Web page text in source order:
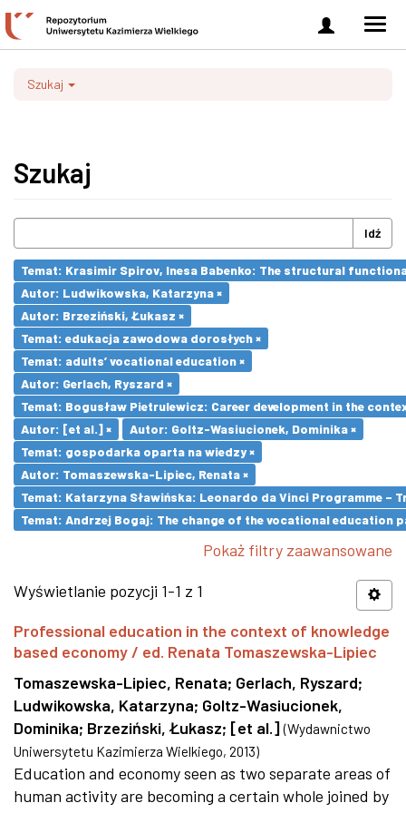
Zaloguj
się
Szukaj
Szukaj
Idź
Temat: Krasimir Spirov, Inesa Babenko: The structural
Autor: Ludwikowska, Katarzyna ×
Autor: Brzeziński, Łukasz ×
Temat: edukacja zawodowa dorosłych ×
Temat: adults’ vocational education ×
Autor: Gerlach, Ryszard ×
Temat: Bogusław Pietrulewicz: Career development in the
Autor: [et al.] ×
Autor: Goltz-Wasiucionek, Dominika ×
Temat: gospodarka oparta na wiedzy ×
Autor: Tomaszewska-Lipiec, Renata ×
Temat: Katarzyna Sławińska: Leonardo da Vinci Programme
Temat: Andrzej Bogaj: The change of the vocational education
Pokaż filtry zaawansowane
Wyświetlanie pozycji 1-1 z 1
Professional education in the context of knowledge
based economy / ed. Renata Tomaszewska-Lipiec
Tomaszewska-Lipiec, Renata; Gerlach, Ryszard;
Ludwikowska, Katarzyna; Goltz-Wasiucionek,
Dominika; Brzeziński, Łukasz; [et al.] (Wydawnictwo
Uniwersytetu Kazimierza Wielkiego, 2013)
Education and economy seen as two separate areas of
human activity are becoming a certain whole joined by